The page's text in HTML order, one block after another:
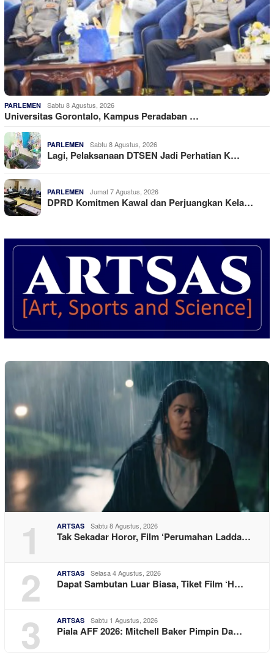
PARLEMEN Sabtu 8 Agustus, 2026
Universitas Gorontalo, Kampus Peradaban …
PARLEMEN Sabtu 8 Agustus, 2026
Lagi, Pelaksanaan DTSEN Jadi Perhatian K…
PARLEMEN Jumat 7 Agustus, 2026
DPRD Komitmen Kawal dan Perjuangkan Kela…
1 ARTSAS Sabtu 8 Agustus, 2026
Tak Sekadar Horor, Film ‘Perumahan Ladda…
2 ARTSAS Selasa 4 Agustus, 2026
Dapat Sambutan Luar Biasa, Tiket Film ‘H…
3 ARTSAS Sabtu 1 Agustus, 2026
Piala AFF 2026: Mitchell Baker Pimpin Da…